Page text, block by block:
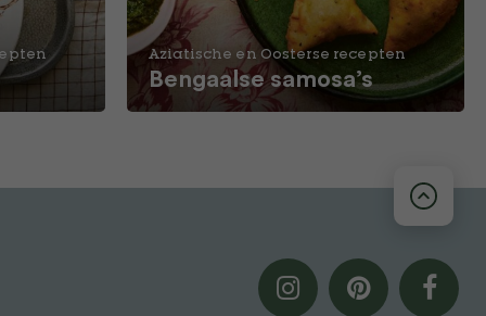
Aziatische en Oosterse recepten
Bengaalse samosa’s